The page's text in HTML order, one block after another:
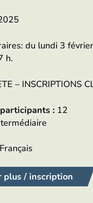
du lundi 3
h.
– INSCRIPTIONS
: 12
Français
plus / inscription